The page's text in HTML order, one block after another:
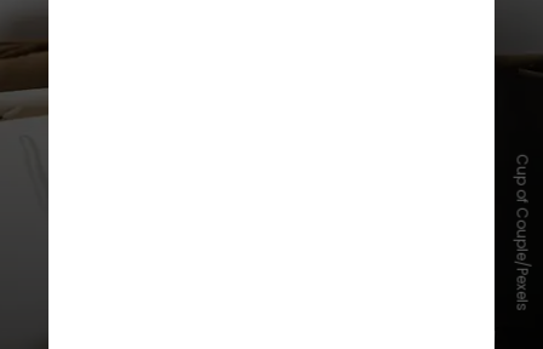
Cup of Couple/Pexels